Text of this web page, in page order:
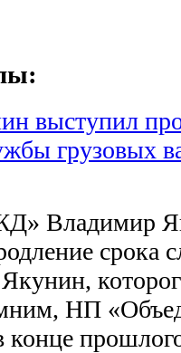
выступил
грузовых
Владимир
срока
НП
конце